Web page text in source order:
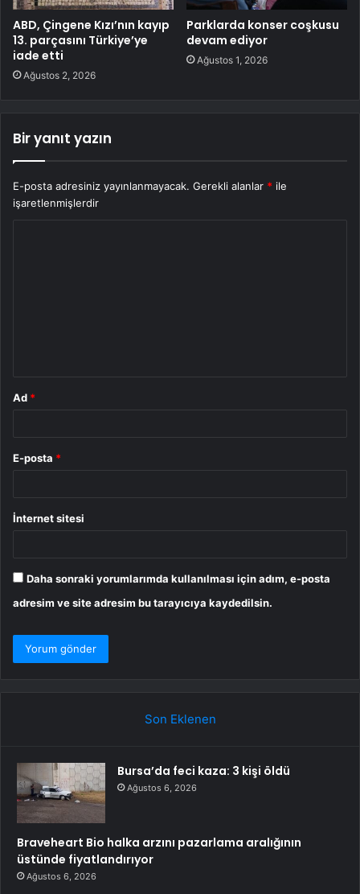
ABD, Çingene Kızı’nın kayıp
13. parçasını Türkiye’ye
iade etti
Ağustos 2, 2026
Parklarda konser coşkusu
devam ediyor
Ağustos 1, 2026
Bir yanıt yazın
E-posta adresiniz yayınlanmayacak. Gerekli alanlar * ile
işaretlenmişlerdir
Ad *
E-posta *
İnternet sitesi
Daha sonraki yorumlarımda kullanılması için adım, e-posta
adresim ve site adresim bu tarayıcıya kaydedilsin.
Son Eklenen
Bursa’da feci kaza: 3 kişi öldü
Ağustos 6, 2026
Braveheart Bio halka arzını pazarlama aralığının
üstünde fiyatlandırıyor
Ağustos 6, 2026